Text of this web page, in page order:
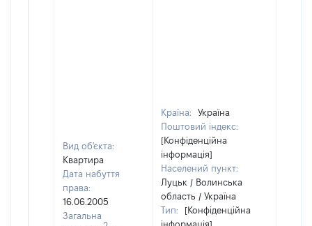
Вид об'єкта:
Квартира
Дата набуття
права:
16.06.2005
Загальна
Країна:
Україна
Поштовий індекс:
[Конфіденційна
інформація]
Населений пункт:
Луцьк / Волинська
область / Україна
Тип:
[Конфіденційна
інформація]